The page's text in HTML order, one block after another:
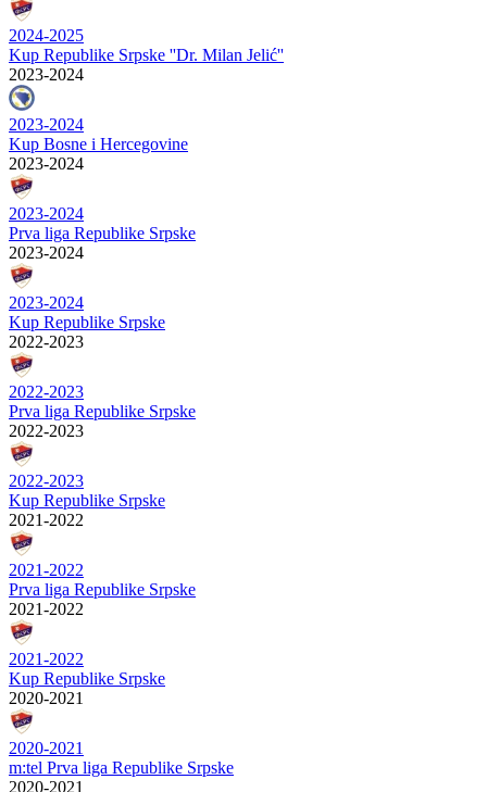
2024-2025
Kup Republike Srpske ''Dr. Milan Jelić''
2023-2024
2023-2024
Kup Bosne i Hercegovine
2023-2024
2023-2024
Prva liga Republike Srpske
2023-2024
2023-2024
Kup Republike Srpske
2022-2023
2022-2023
Prva liga Republike Srpske
2022-2023
2022-2023
Kup Republike Srpske
2021-2022
2021-2022
Prva liga Republike Srpske
2021-2022
2021-2022
Kup Republike Srpske
2020-2021
2020-2021
m:tel Prva liga Republike Srpske
2020-2021